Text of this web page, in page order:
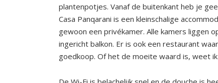
plantenpotjes. Vanaf de buitenkant heb je
Casa Panqarani is een kleinschalige
gewoon een privékamer. Alle kamers liggen
ingericht balkon. Er is ook een restaurant
goedkoop. Of het de moeite waard is, weet